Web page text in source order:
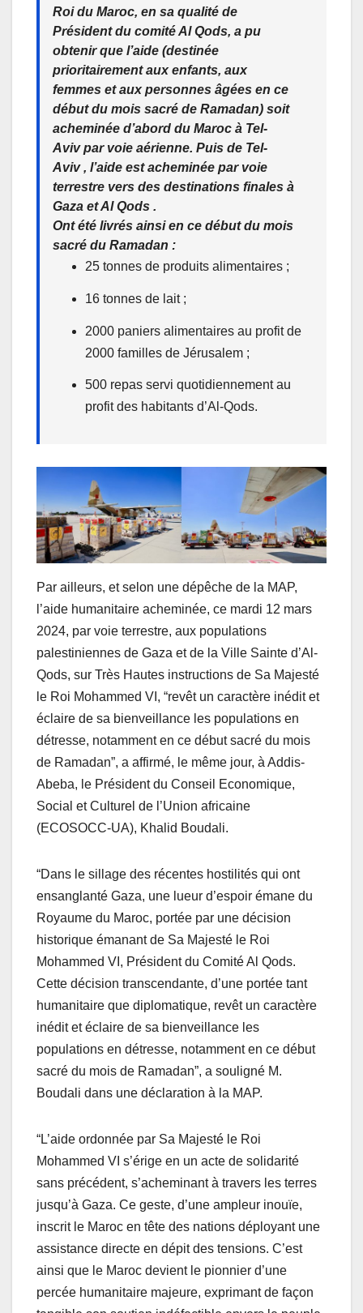
Roi du Maroc, en sa qualité de
Président du comité Al Qods, a pu
obtenir que l’aide (destinée
prioritairement aux enfants, aux
femmes et aux personnes âgées en ce
début du mois sacré de Ramadan) soit
acheminée d’abord du Maroc à Tel-
Aviv par voie aérienne. Puis de Tel-
Aviv , l’aide est acheminée par voie
terrestre vers des destinations finales à
Gaza et Al Qods .
Ont été livrés ainsi en ce début du mois
sacré du Ramadan :
25 tonnes de produits alimentaires ;
16 tonnes de lait ;
2000 paniers alimentaires au profit de
2000 familles de Jérusalem ;
500 repas servi quotidiennement au
profit des habitants d’Al-Qods.
Par ailleurs, et selon une dépêche de la MAP,
l’aide humanitaire acheminée, ce mardi 12 mars
2024, par voie terrestre, aux populations
palestiniennes de Gaza et de la Ville Sainte d’Al-
Qods, sur Très Hautes instructions de Sa Majesté
le Roi Mohammed VI, “revêt un caractère inédit et
éclaire de sa bienveillance les populations en
détresse, notamment en ce début sacré du mois
de Ramadan”, a affirmé, le même jour, à Addis-
Abeba, le Président du Conseil Economique,
Social et Culturel de l’Union africaine
(ECOSOCC-UA), Khalid Boudali.
“Dans le sillage des récentes hostilités qui ont
ensanglanté Gaza, une lueur d’espoir émane du
Royaume du Maroc, portée par une décision
historique émanant de Sa Majesté le Roi
Mohammed VI, Président du Comité Al Qods.
Cette décision transcendante, d’une portée tant
humanitaire que diplomatique, revêt un caractère
inédit et éclaire de sa bienveillance les
populations en détresse, notamment en ce début
sacré du mois de Ramadan”, a souligné M.
Boudali dans une déclaration à la MAP.
“L’aide ordonnée par Sa Majesté le Roi
Mohammed VI s’érige en un acte de solidarité
sans précédent, s’acheminant à travers les terres
jusqu’à Gaza. Ce geste, d’une ampleur inouïe,
inscrit le Maroc en tête des nations déployant une
assistance directe en dépit des tensions. C’est
ainsi que le Maroc devient le pionnier d’une
percée humanitaire majeure, exprimant de façon